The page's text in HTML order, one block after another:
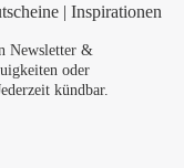
| Inspirationen
Newsletter &
oder
kündbar.